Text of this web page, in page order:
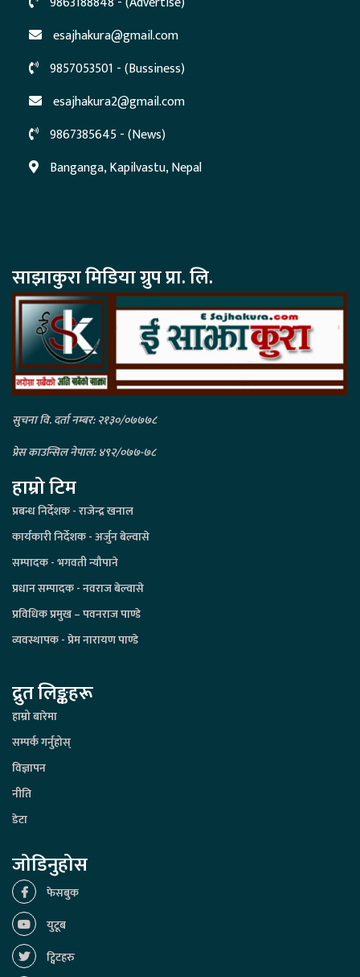
esajhakura@gmail.com
9857053501 - (Bussiness)
esajhakura2@gmail.com
9867385645 - (News)
Banganga, Kapilvastu, Nepal
साझाकुरा मिडिया ग्रुप प्रा. लि.
सुचना वि. दर्ता नम्बर: २१३०/०७७७८
प्रेस काउन्सिल नेपाल: ४९२/०७७-७८
हाम्रो टिम
प्रबन्ध निर्देशक - राजेन्द्र खनाल
कार्यकारी निर्देशक - अर्जुन बेल्वासे
सम्पादक - भगवती न्यौपाने
प्रधान सम्पादक - नवराज बेल्वासे
प्रविधिक प्रमुख – पवनराज पाण्डे
व्यवस्थापक - प्रेम नारायण पाण्डे
द्रुत लिङ्कहरू
हाम्रो बारेमा
सम्पर्क गर्नुहोस्
विज्ञापन
नीति
डेटा
जोडिनुहोस
फेसबुक
युटूब
ट्विटहरु